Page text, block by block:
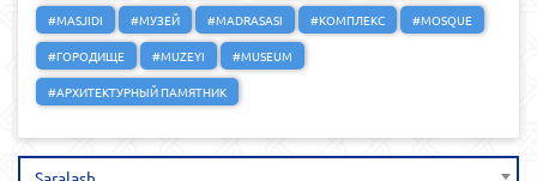
#MASJIDI
#МУЗЕЙ #MADRASASI #КОМПЛЕКС
#MOSQUE
#ГОРОДИЩЕ
#MUZEYI
#MUSEUM
#АРХИТЕКТУРНЫЙ ПАМЯТНИК